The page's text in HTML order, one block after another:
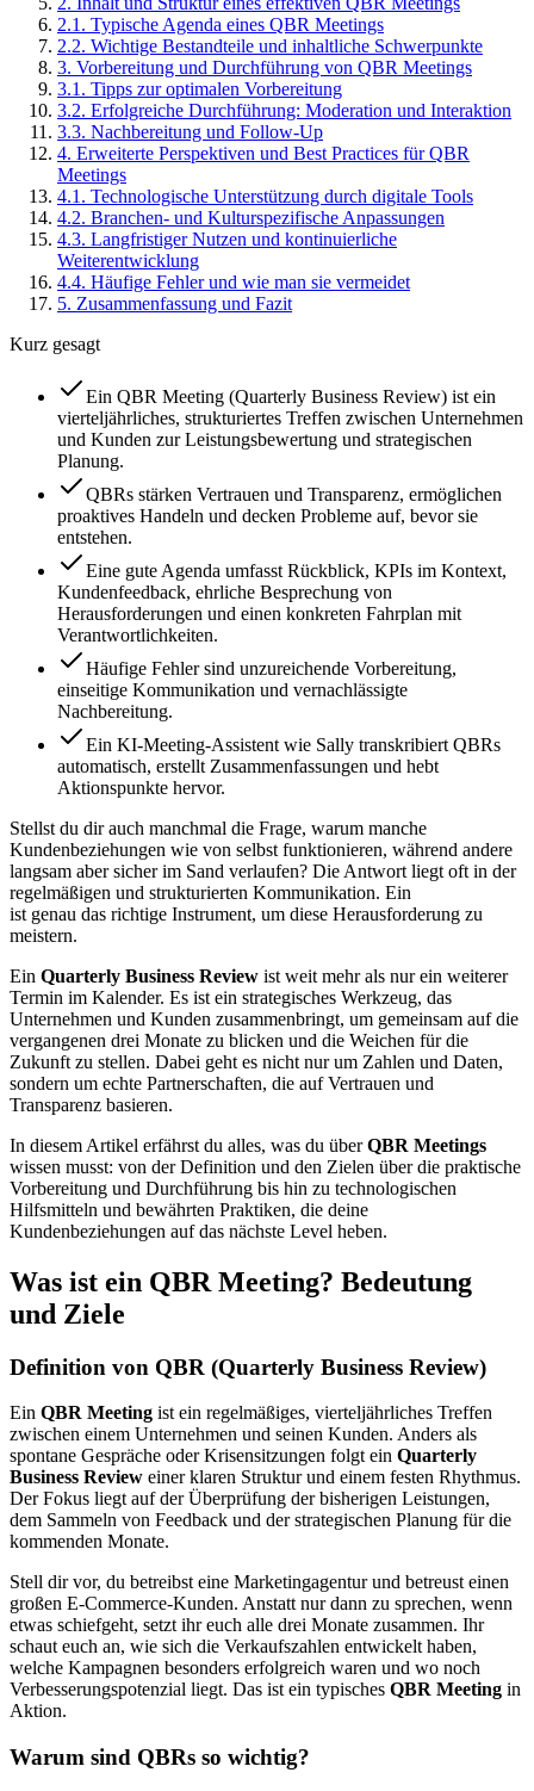
2.1 . Typische Agenda eines QBR Meetings
2.2. Wichtige Bestandteile und inhaltliche Schwerpunkte
3. Vorbereitung und Durchführung von QBR Meetings
3.1 . Tipps zur optimalen Vorbereitung
3.2. Erfolgreiche Durchführung: Moderation und Interaktion
3.3. Nachbereitung und Follow-Up
4. Erweiterte Perspektiven und Best Practices für QBR
Meetings
4.1 . Technologische Unterstützung durch digitale Tools
4.2. Branchen- und Kulturspezifische Anpassungen
4.3. Langfristiger Nutzen und kontinuierliche
Weiterentwicklung
4.4. Häufige Fehler und wie man sie vermeidet
5. Zusammenfassung und Fazit
Kurz gesagt
Ein QBR Meeting (Quarterly Business Review) ist ein
vierteljährliches, strukturiertes Treffen zwischen Unternehmen
und Kunden zur Leistungsbewertung und strategischen
Planung.
QBRs stärken Vertrauen und Transparenz, ermöglichen
proaktives Handeln und decken Probleme auf, bevor sie
entstehen.
Eine gute Agenda umfasst Rückblick, KPIs im Kontext,
Kundenfeedback, ehrliche Besprechung von
Herausforderungen und einen konkreten Fahrplan mit
Verantwortlichkeiten.
Häufige Fehler sind unzureichende Vorbereitung,
einseitige Kommunikation und vernachlässigte
Nachbereitung.
Ein KI-Meeting-Assistent wie Sally transkribiert QBRs
automatisch, erstellt Zusammenfassungen und hebt
Aktionspunkte hervor.
Stellst du dir auch manchmal die Frage, warum manche
Kundenbeziehungen wie von selbst funktionieren, während andere
langsam aber sicher im Sand verlaufen? Die Antwort liegt oft in der
regelmäßigen und strukturierten Kommunikation. Ein
ist genau das richtige Instrument, um diese Herausforderung zu
meistern.
Ein Quarterly Business Review ist weit mehr als nur ein weiterer
Termin im Kalender. Es ist ein strategisches Werkzeug, das
Unternehmen und Kunden zusammenbringt, um gemeinsam auf die
vergangenen drei Monate zu blicken und die Weichen für die
Zukunft zu stellen. Dabei geht es nicht nur um Zahlen und Daten,
sondern um echte Partnerschaften, die auf Vertrauen und
Transparenz basieren.
In diesem Artikel erfährst du alles, was du überQBR Meetings
wissen musst: von der Definition und den Zielen über die praktische
Vorbereitung und Durchführung bis hin zu technologischen
Hilfsmitteln und bewährten Praktiken, die deine
Kundenbeziehungen auf das nächste Level heben.
Was ist ein QBR Meeting? Bedeutung
und Ziele
Definition von QBR (Quarterly Business Review)
Ein QBR Meeting ist ein regelmäßiges, vierteljährliches Treffen
zwischen einem Unternehmen und seinen Kunden. Anders als
spontane Gespräche oder Krisensitzungen folgt ein Quarterly
Business Review einer klaren Struktur und einem festen Rhythmus.
Der Fokus liegt auf der Überprüfung der bisherigen Leistungen,
dem Sammeln von Feedback und der strategischen Planung für die
kommenden Monate.
Stell dir vor, du betreibst eine Marketingagentur und betreust einen
großen E-Commerce-Kunden. Anstatt nur dann zu sprechen, wenn
etwas schiefgeht, setzt ihr euch alle drei Monate zusammen. Ihr
schaut euch an, wie sich die Verkaufszahlen entwickelt haben,
welche Kampagnen besonders erfolgreich waren und wo noch
Verbesserungspotenzial liegt. Das ist ein typisches QBR Meeting in
Aktion.
Warum sind QBRs so wichtig?